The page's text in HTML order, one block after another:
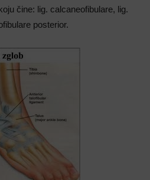
čine: lig. calcaneofibulare, lig.
posterior.